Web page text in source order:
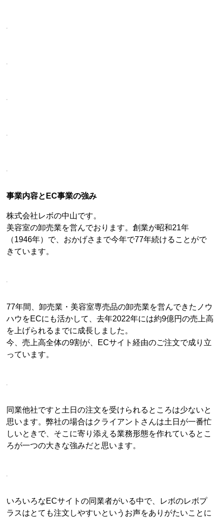
事業内容とEC事業の強み
株式会社レボの中山です。
美容室の卸売業を営んでおります。創業が昭和21年
（1946年）で、おかげさまで今年で77年続けることがで
きています。
77年間、卸売業・美容室専売品の卸売業を営んできたノウ
ハウをECにも活かして、去年2022年には約9億円の売上高
を上げられるまでに成長しました。
今、売上高全体の9割が、ECサイト経由のご注文で成り立
っています。
同業他社ですと土日の注文を受けられるところは少ないと
思います。弊社の場合はクライアントさんは土日が一番忙
しいときで、そこに寄り添える業務形態を作れているとこ
ろが一つの大きな強みだと思います。
いろいろなECサイトの同業者がいる中で、レボのレボプ
ラスはとても注文しやすいというお声をありがたいことに